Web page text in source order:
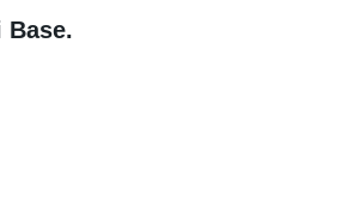
Base.